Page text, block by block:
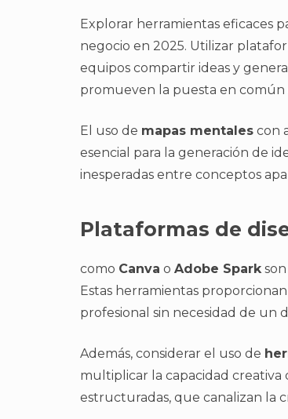
Explorar herramientas eficaces
negocio en 2025. Utilizar
equipos compartir ideas y
promueven la puesta en común
El uso de mapas mentales con
esencial para la generación de
inesperadas entre conceptos
Plataformas de
como Canva o Adobe Sparkson
Estas herramientas
profesional sin necesidad de un
Además, considerar el uso de
multiplicar la capacidad creativa
estructuradas, que canalizan la